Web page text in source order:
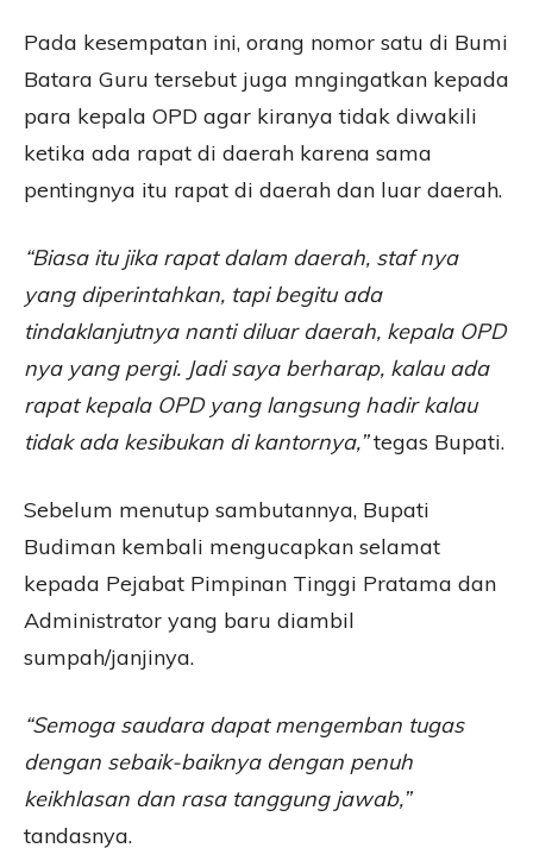
Pada kesempatan ini, orang nomor satu di Bumi
Batara Guru tersebut juga mngingatkan kepada
para kepala OPD agar kiranya tidak diwakili
ketika ada rapat di daerah karena sama
pentingnya itu rapat di daerah dan luar daerah.
“Biasa itu jika rapat dalam daerah, staf nya
yang diperintahkan, tapi begitu ada
tindaklanjutnya nanti diluar daerah, kepala OPD
nya yang pergi. Jadi saya berharap, kalau ada
rapat kepala OPD yang langsung hadir kalau
tidak ada kesibukan di kantornya,”tegas Bupati.
Sebelum menutup sambutannya, Bupati
Budiman kembali mengucapkan selamat
kepada Pejabat Pimpinan Tinggi Pratama dan
Administrator yang baru diambil
sumpah/janjinya.
“Semoga saudara dapat mengemban tugas
dengan sebaik-baiknya dengan penuh
keikhlasan dan rasa tanggung jawab,”
tandasnya.